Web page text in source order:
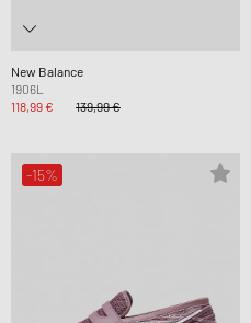
New Balance
1906L
118,99 €
139,99 €
-15%